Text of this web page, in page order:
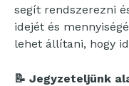
segít rendszerezni
idejét és
lehet állítani, hogy
📝 Jegyzeteljünk